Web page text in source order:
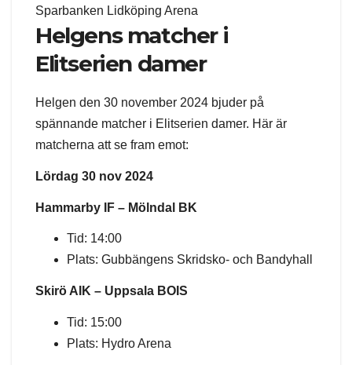
Sparbanken Lidköping Arena
Helgens matcher i
Elitserien damer
Helgen den 30 november 2024 bjuder på
spännande matcher i Elitserien damer. Här är
matcherna att se fram emot:
Lördag 30 nov 2024
Hammarby IF – Mölndal BK
Tid: 14:00
Plats: Gubbängens Skridsko- och Bandyhall
Skirö AIK – Uppsala BOIS
Tid: 15:00
Plats: Hydro Arena